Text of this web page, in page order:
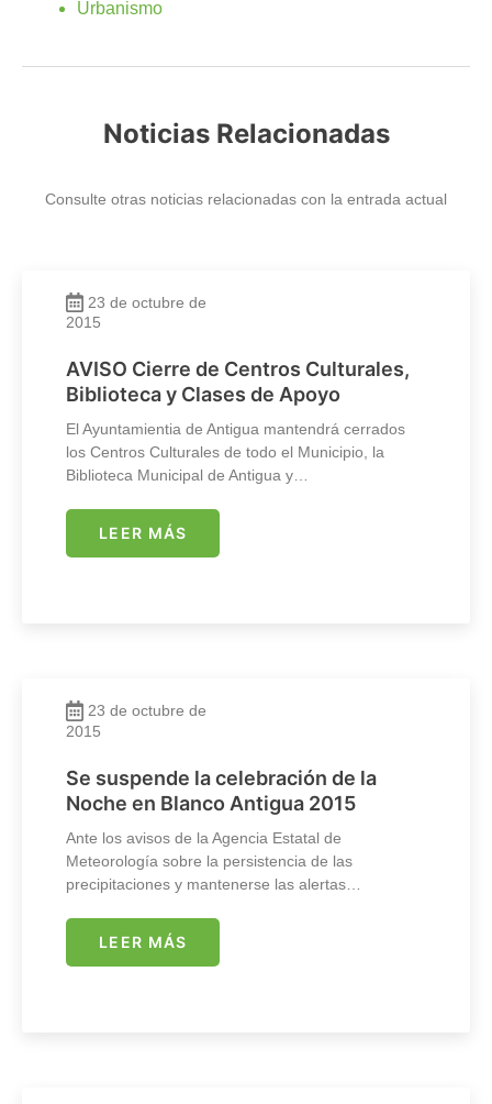
Urbanismo
Noticias Relacionadas
Consulte otras noticias relacionadas con la entrada actual
23 de octubre de
2015
AVISO Cierre de Centros Culturales,
Biblioteca y Clases de Apoyo
El Ayuntamientia de Antigua mantendrá cerrados
los Centros Culturales de todo el Municipio, la
Biblioteca Municipal de Antigua y…
LEER MÁS
23 de octubre de
2015
Se suspende la celebración de la
Noche en Blanco Antigua 2015
Ante los avisos de la Agencia Estatal de
Meteorología sobre la persistencia de las
precipitaciones y mantenerse las alertas…
LEER MÁS